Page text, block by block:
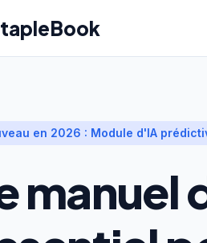
en 2026 : Module d'IA
manuel